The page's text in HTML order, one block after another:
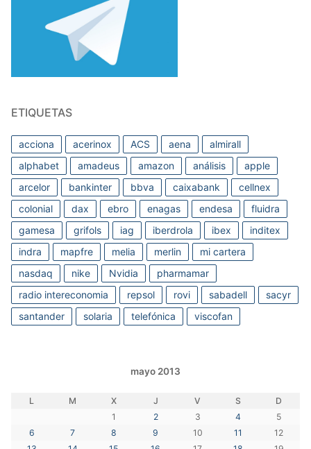
ETIQUETAS
acciona acerinox ACS aena
almirall
alphabet
amadeus amazon análisis
apple
arcelor
bankinter bbva caixabank
cellnex
colonial
dax ebro enagas endesa
fluidra
gamesa
grifols iag iberdrola ibex
inditex
indra
mapfre melia merlin
mi cartera
nasdaq
nike Nvidia
pharmamar
radio intereconomia
repsol rovi sabadell
sacyr
santander
solaria telefónica viscofan
mayo 2013
L M X J V S
D
1
2 3 4
5
6
7 8 9 10 11
12